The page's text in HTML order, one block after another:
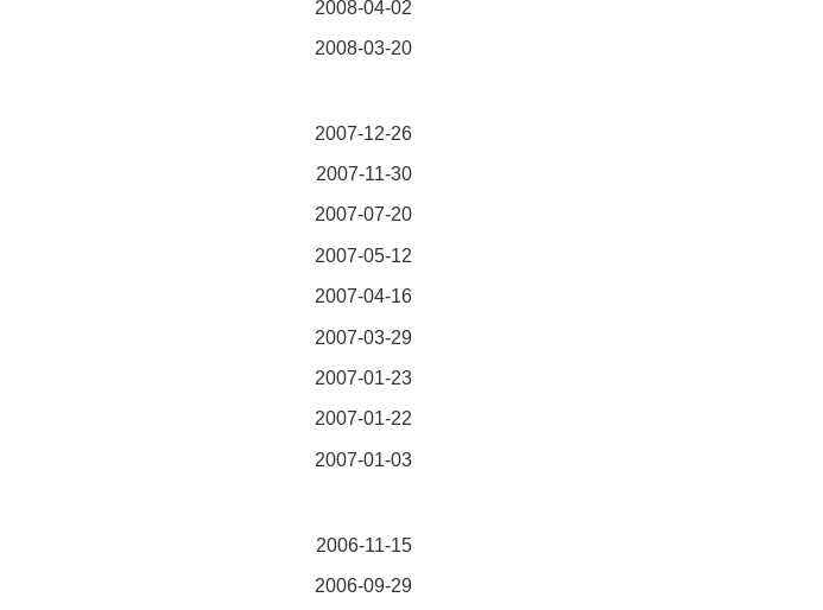
2008-04-02
2008-03-20
2007-12-26
2007-11-30
2007-07-20
2007-05-12
2007-04-16
2007-03-29
2007-01-23
2007-01-22
2007-01-03
2006-11-15
2006-09-29